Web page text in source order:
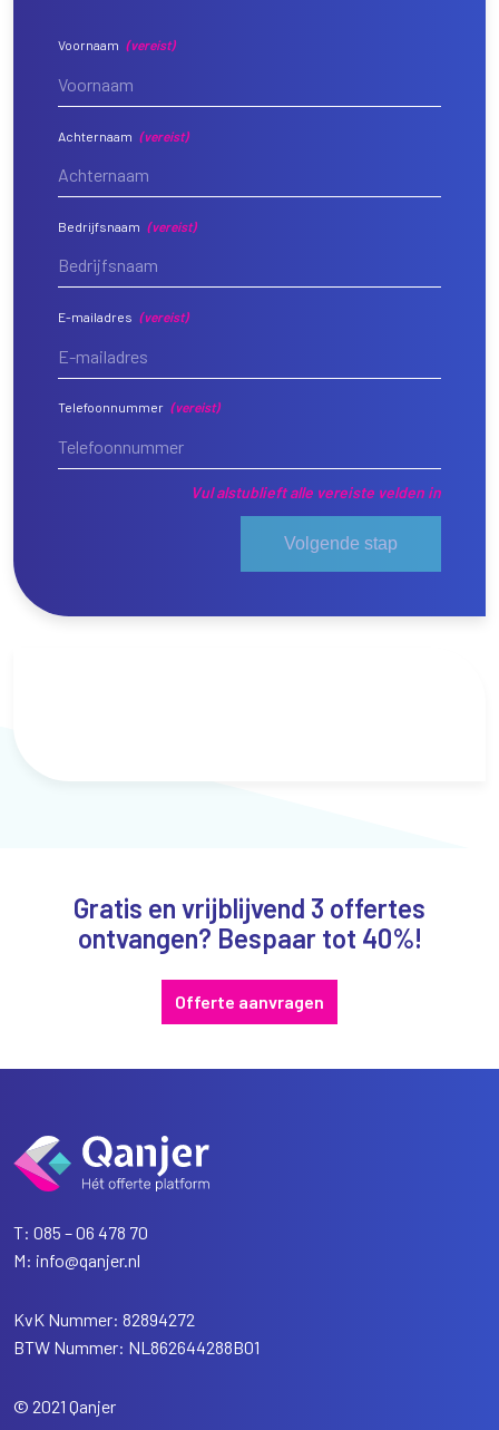
Voornaam (vereist)
Achternaam (vereist)
Bedrijfsnaam (vereist)
E-mailadres (vereist)
Telefoonnummer (vereist)
Vul alstublieft alle vereiste velden in
Volgende stap
Gratis en vrijblijvend 3 offertes
ontvangen? Bespaar tot 40%!
Offerte aanvragen
T: 085 – 06 478 70
M: info@qanjer.nl
KvK Nummer: 82894272
BTW Nummer: NL862644288B01
© 2021 Qanjer